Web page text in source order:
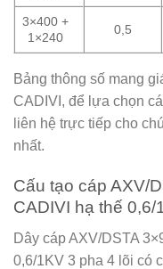
3×400 +
1×240
0,5
Bảng thông số mang
CADIVI, để lựa chọn
liên hệ trực tiếp cho
nhất.
Cấu tạo cáp AXV/
CADIVI hạ thế 0,6/
Dây cáp AXV/DSTA
0,6/1KV 3 pha 4 lõi có